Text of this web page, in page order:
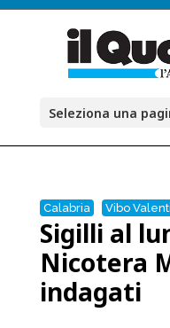
Seleziona una
Calabria Vibo
Sigilli al
Nicotera
indagati